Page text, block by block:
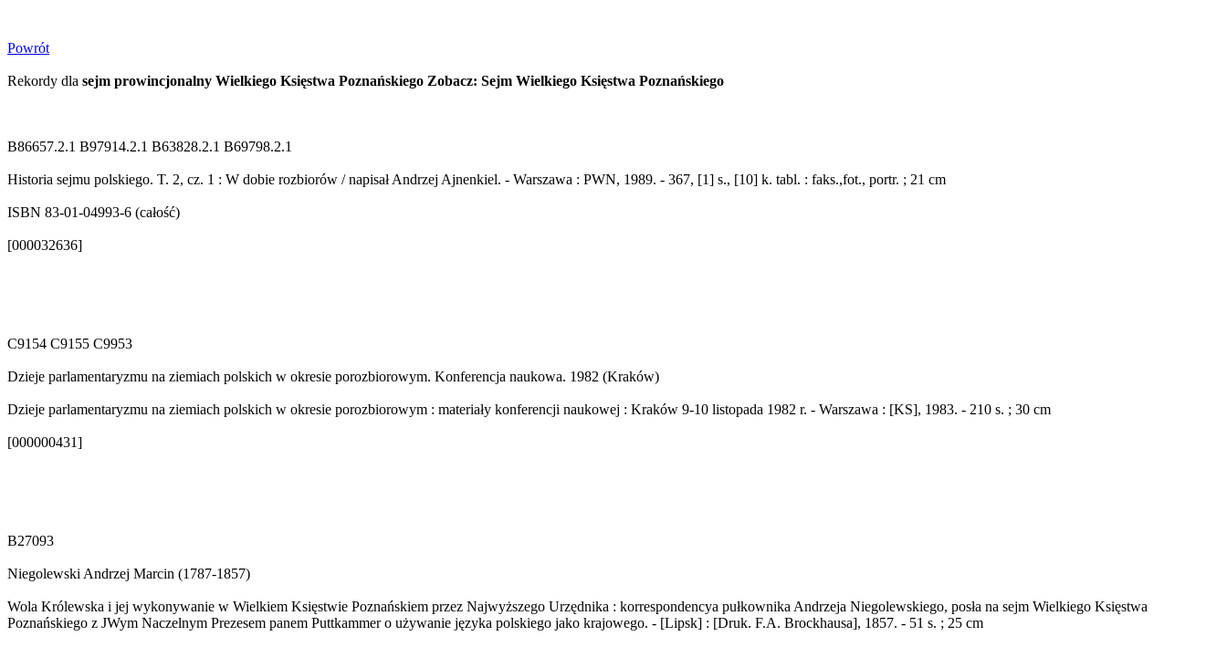
Powrót
Rekordy dla sejm prowincjonalny Wielkiego Księstwa Poznańskiego Zobacz: Sejm Wielkiego Księstwa Poznańskiego
B86657.2.1 B97914.2.1 B63828.2.1 B69798.2.1
Historia sejmu polskiego. T. 2, cz. 1 : W dobie rozbiorów / napisał Andrzej Ajnenkiel. - Warszawa : PWN, 1989. - 367, [1] s., [10] k. tabl. : faks.,fot., portr. ; 21 cm
ISBN 83-01-04993-6 (całość)
[000032636]
C9154 C9155 C9953
Dzieje parlamentaryzmu na ziemiach polskich w okresie porozbiorowym. Konferencja naukowa. 1982 (Kraków)
Dzieje parlamentaryzmu na ziemiach polskich w okresie porozbiorowym : materiały konferencji naukowej : Kraków 9-10 listopada 1982 r. - Warszawa : [KS], 1983. - 210 s. ; 30 cm
[000000431]
B27093
Niegolewski Andrzej Marcin (1787-1857)
Wola Królewska i jej wykonywanie w Wielkiem Księstwie Poznańskiem przez Najwyższego Urzędnika : korrespondencya pułkownika Andrzeja Niegolewskiego, posła na sejm Wielkiego Księstwa
Poznańskiego z JWym Naczelnym Prezesem panem Puttkammer o używanie języka polskiego jako krajowego. - [Lipsk] : [Druk. F.A. Brockhausa], 1857. - 51 s. ; 25 cm